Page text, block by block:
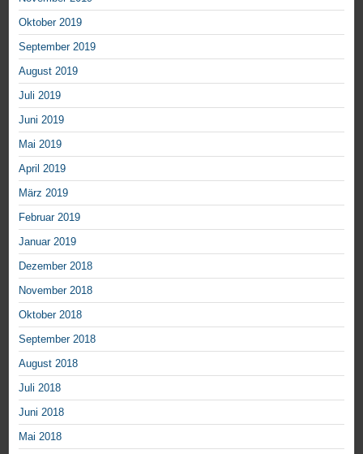
Oktober 2019
September 2019
August 2019
Juli 2019
Juni 2019
Mai 2019
April 2019
März 2019
Februar 2019
Januar 2019
Dezember 2018
November 2018
Oktober 2018
September 2018
August 2018
Juli 2018
Juni 2018
Mai 2018